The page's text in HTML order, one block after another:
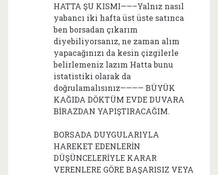
HATTA ŞU KISMI——–Yalnız nasıl
yabancı iki hafta üst üste satınca
ben borsadan çıkarım
diyebiliyorsanız, ne zaman alım
yapacağınızı da kesin çizgilerle
belirlemeniz lazım Hatta bunu
istatistiki olarak da
doğrulamalısınız———— BÜYÜK
KAĞIDA DÖKTÜM EVDE DUVARA
BİRAZDAN YAPIŞTIRACAĞIM.
BORSADA DUYGULARIYLA
HAREKET EDENLERİN
DÜŞÜNCELERİYLE KARAR
VERENLERE GÖRE BAŞARISIZ VEYA